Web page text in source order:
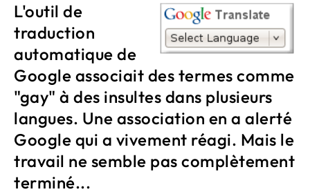
L'outil de
traduction
automatique de
Google associait des termes comme
"gay" à des insultes dans plusieurs
langues. Une association en a alerté
Google qui a vivement réagi. Mais le
travail ne semble pas complètement
terminé...